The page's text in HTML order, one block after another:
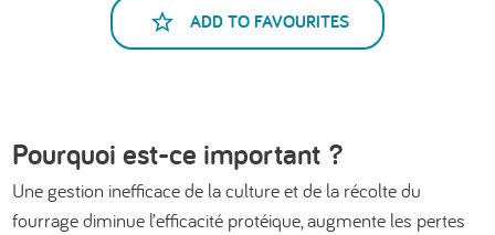
ADD TO FAVOURITES
Pourquoi est-ce important ?
Une gestion inefficace de la culture et de la récolte du
fourrage diminue l’efficacité protéique, augmente les pertes